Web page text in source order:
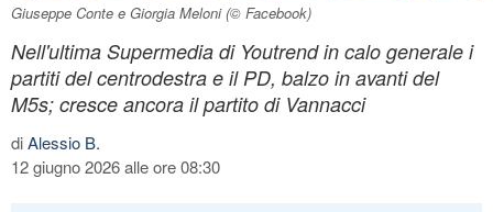
Giuseppe Conte e Giorgia Meloni (© Facebook)
Nell'ultima Supermedia di Youtrend in calo generale i
partiti del centrodestra e il PD, balzo in avanti del
M5s; cresce ancora il partito di Vannacci
diAlessio B.
12 giugno 2026 alle ore 08:30